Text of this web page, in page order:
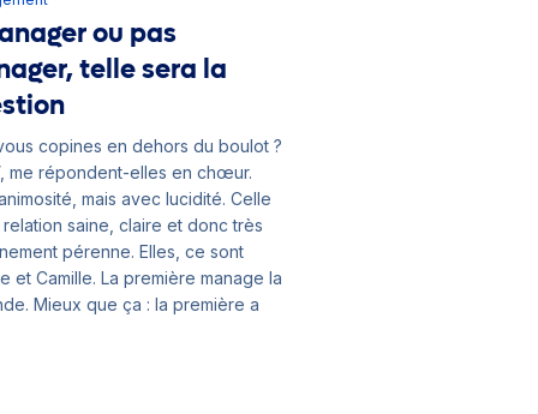
ou pas
telle sera la
copines en dehors du boulot ?
me répondent-elles en chœur.
mais avec lucidité. Celle
relation saine, claire et donc très
pérenne. Elles, ce sont
et Camille. La première manage la
Mieux que ça : la première a